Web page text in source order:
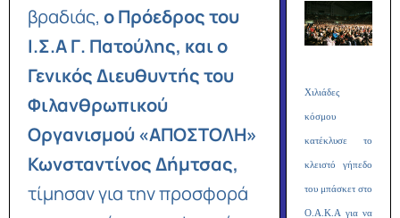
βραδιάς, ο Πρόεδρος του
Ι.Σ.Α Γ. Πατούλης, και ο
Γενικός Διευθυντής του
Φιλανθρωπικού
Οργανισμού «ΑΠΟΣΤΟΛΗ»
Κωνσταντίνος Δήμτσας,
τίμησαν για την προσφορά
Χιλιάδες
κόσμου
κατέκλυσε το
κλειστό γήπεδο
του μπάσκετ στο
Ο.Α.Κ.Α για να